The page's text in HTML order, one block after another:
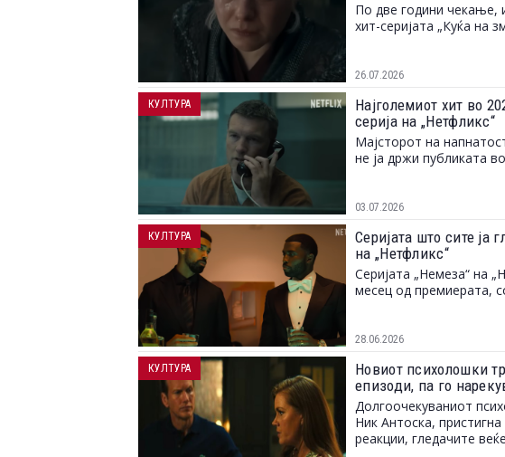
По две години чекање,
хит-серијата „Куќа на
26.07.2026
Најголемиот хит во
серија на „Нетфликс“
Мајсторот на
не ја држи публиката
03.07.2026
КУЛТУРА
Серијата што сите ја
на „Нетфликс“
Серијата „Немеза“ на
месец од премиерата,
28.06.2026
КУЛТУРА
Новиот психолошки
епизоди, па го
Долгоочекуваниот
Ник Антоска,
реакции, гледачите
КУЛТУРА